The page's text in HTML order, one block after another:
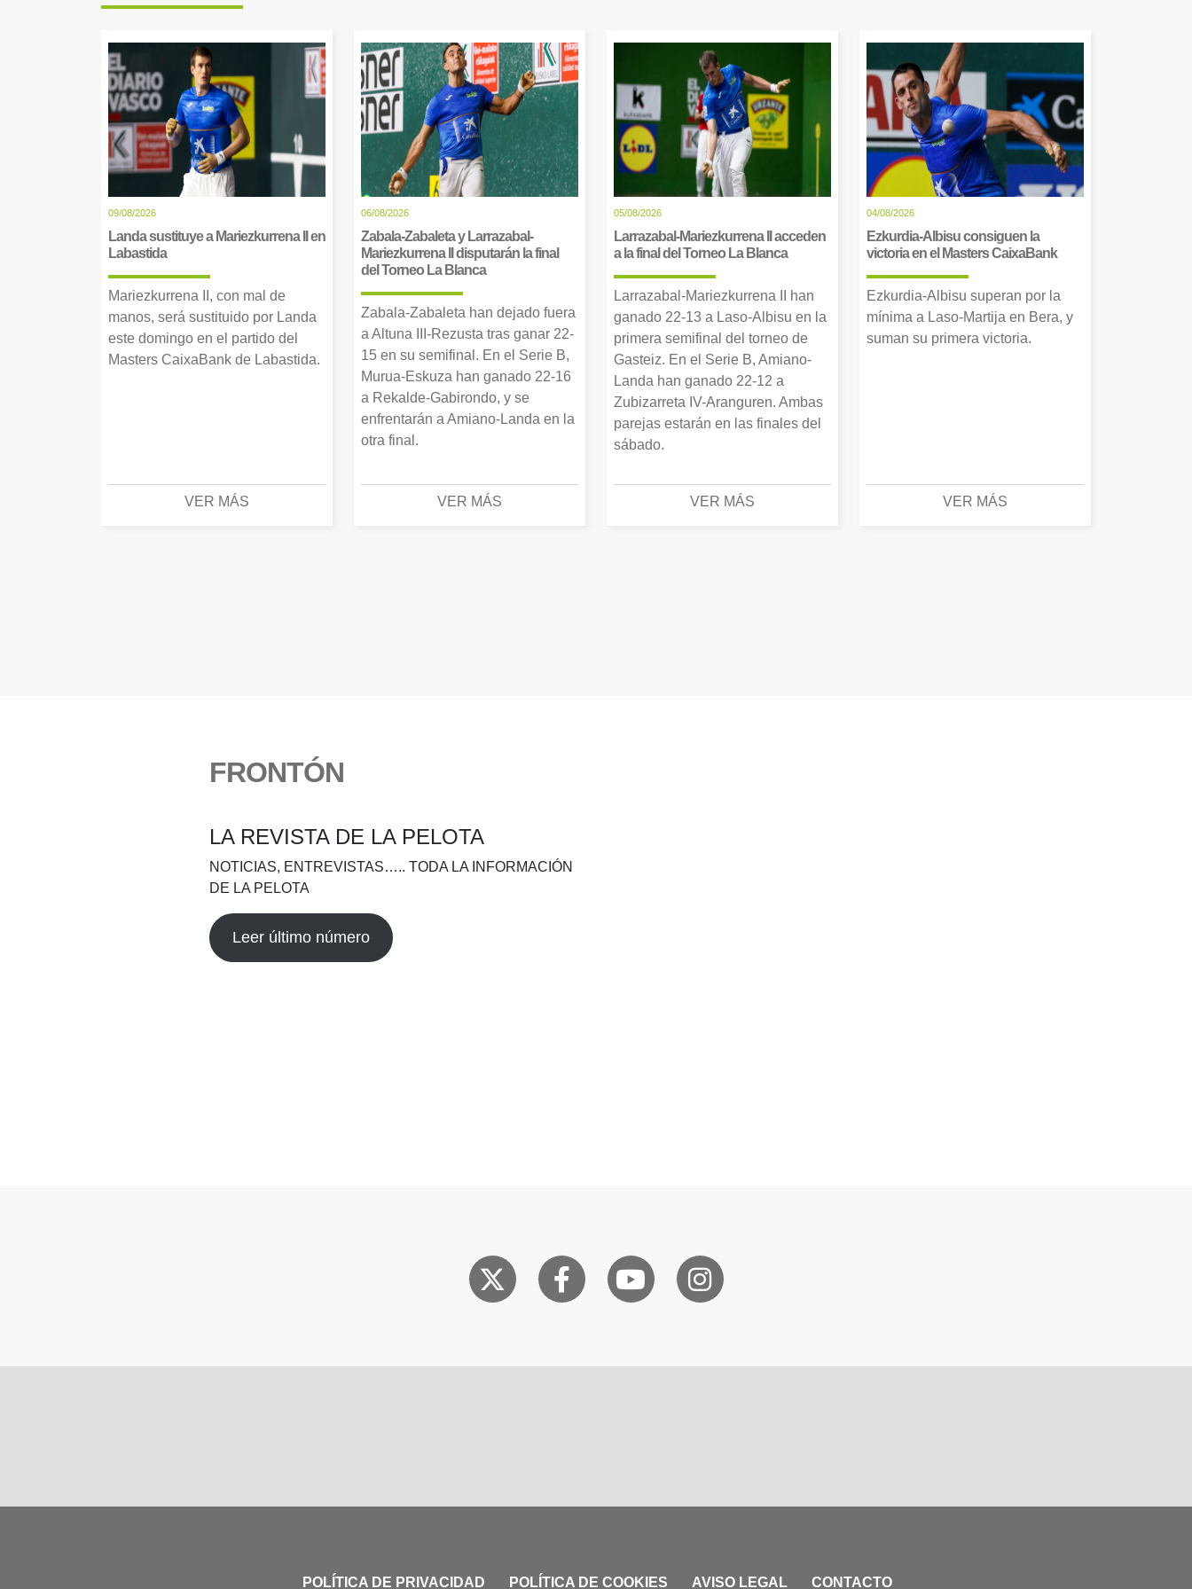
09/08/2026
Landa sustituye a Mariezkurrena II en
Labastida
Mariezkurrena II, con mal de
manos, será sustituido por Landa
este domingo en el partido del
Masters CaixaBank de Labastida.
VER MÁS
06/08/2026
Zabala-Zabaleta y Larrazabal-
Mariezkurrena II disputarán la final
del Torneo La Blanca
Zabala-Zabaleta han dejado fuera
a Altuna III-Rezusta tras ganar 22-
15 en su semifinal. En el Serie B,
Murua-Eskuza han ganado 22-16
a Rekalde-Gabirondo, y se
enfrentarán a Amiano-Landa en la
otra final.
VER MÁS
05/08/2026
Larrazabal-Mariezkurrena II acceden
a la final del Torneo La Blanca
Larrazabal-Mariezkurrena II han
ganado 22-13 a Laso-Albisu en la
primera semifinal del torneo de
Gasteiz. En el Serie B, Amiano-
Landa han ganado 22-12 a
Zubizarreta IV-Aranguren. Ambas
parejas estarán en las finales del
sábado.
VER MÁS
04/08/2026
Ezkurdia-Albisu consiguen la
victoria en el Masters CaixaBank
Ezkurdia-Albisu superan por la
mínima a Laso-Martija en Bera, y
suman su primera victoria.
VER MÁS
FRONTÓN
LA REVISTA DE LA PELOTA
NOTICIAS, ENTREVISTAS….. TODA LA INFORMACIÓN
DE LA PELOTA
Leer último número
POLÍTICA DE PRIVACIDAD POLÍTICA DE COOKIES AVISO LEGAL CONTACTO